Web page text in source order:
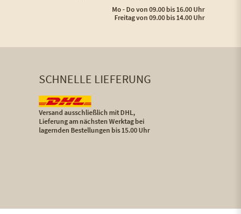
Mo - Do von 09.00 bis 16.00 Uhr
Freitag von 09.00 bis 14.00 Uhr
SCHNELLE LIEFERUNG
Versand ausschließlich mit DHL,
Lieferung am nächsten Werktag bei
lagernden Bestellungen bis 15.00 Uhr